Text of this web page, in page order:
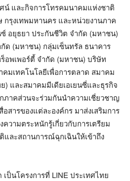
น์ และกิจการโทรคมนาคมแห่งชาติ
รุงเทพมหานคร และหน่วยงานภาค
อยุธยา ประกันชีวิต จำกัด (มหาชน)
ด (มหาชน) กลุ่มเซ็นทรัล ธนาคาร
อพเพอร์ตี้ จำกัด (มหาชน) บริษัท
มเทคโนโลยีเพื่อการตลาด สมาคม
และสมาคมมีเดียเอเยนซี่และธุรกิจ
ภาคส่วนจะร่วมกันนำความเชี่ยวชาญ
สารของแต่ละองค์กร มาส่งเสริมการ
ความตระหนักรู้เกี่ยวกับการเตรียม
ละสถานการณ์ฉุกเฉินให้เข้าถึง
ป็นโครงการที่ LINE ประเทศไทย